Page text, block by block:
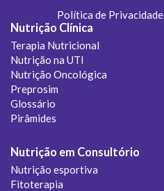
Política de Privacidade
Nutrição Clínica
Terapia Nutricional
Nutrição na UTI
Nutrição Oncológica
Preprosim
Glossário
Pirâmides
Nutrição em Consultório
Nutrição esportiva
Fitoterapia